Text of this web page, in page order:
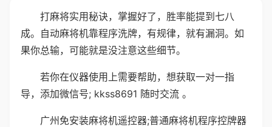
打麻将实用秘诀，掌握好了，胜率能提到七八
成。自动麻将机靠程序洗牌，有规律，就有漏洞。如
果你总输，可能就是没注意这些细节。
若你在仪器使用上需要帮助，想获取一对一指
导，添加微信号; kkss8691 随时交流 。
广州免安装麻将机遥控器;普通麻将机程序控牌器